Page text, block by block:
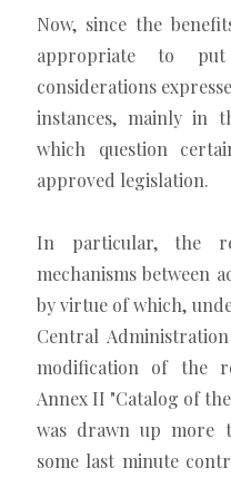
Now, since the
appropriate to
considerations
instances, mainly in
which question
approved legislation.
In particular, the
mechanisms between
by virtue of which,
Central
modification of the
Annex II "Catalog of
was drawn up more
some last minute